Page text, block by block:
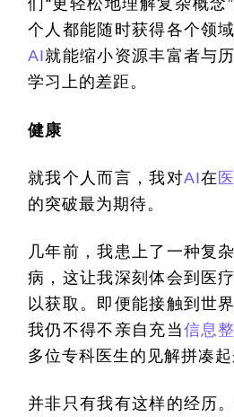
们 “更轻松地理解复杂概念”
个人都能随时获得各个领
AI就能缩小资源丰富者与
学习上的差距。
健康
就我个人而言，我对AI在
的突破最为期待。
几年前，我患上了一种复
病，这让我深刻体会到医
以获取。即便能接触到世
我仍不得不亲自充当信息
多位专科医生的见解拼凑起
并非只有我有这样的经历